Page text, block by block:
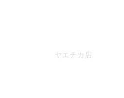
ヤエチカ店